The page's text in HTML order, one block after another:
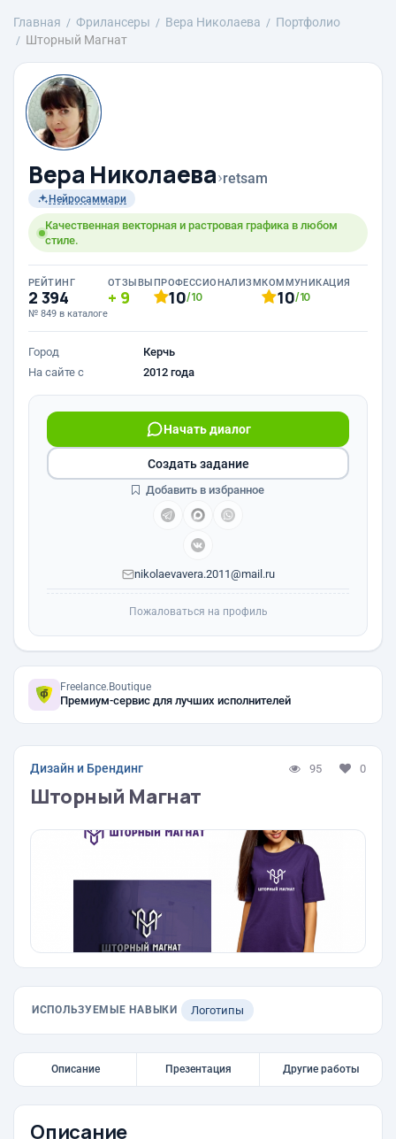
Главная Фрилансеры Вера Николаева
Портфолио
Шторный Магнат
Вера Николаева›retsam
Нейросаммари
Качественная векторная и растровая графика в любом
стиле.
РЕЙТИНГ
2 394
№ 849 в каталоге
ОТЗЫВЫ
9
ПРОФЕССИОНАЛИЗМ
10/10
КОММУНИКАЦИЯ
10/10
Город
Керчь
На сайте с
2012 года
Начать диалог
nikolaevavera.2011@mail.ru
Создать задание
Добавить в избранное
Пожаловаться на профиль
Freelance.Boutique
Премиум-сервис для лучших исполнителей
Дизайн и Брендинг 95 0
Шторный Магнат
ИСПОЛЬЗУЕМЫЕ НАВЫКИ Логотипы
Описание Презентация Другие работы
Описание